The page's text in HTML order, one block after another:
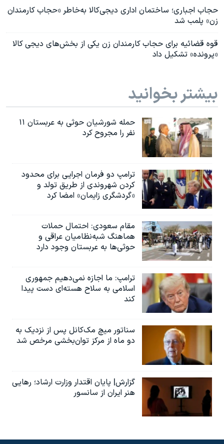
حجاب اجباری؛ ساختمان اداری دیجی‌کالا به‌خاطر «حجاب کارمندان
زن» پلمب شد
قوه قضائیه برای حجاب کارمندان زن یکی از بخش‌های دیجی کالا
«پرونده» تشکیل داد
بیشتر بخوانید
حمله شورشیان حوثی به عربستان ۱۱
نفر را مجروح کرد
ترامپ دو فرمان اجرایی برای محدود
کردن شهروندی از طریق تولد و
«گردشگری زایمان» امضا کرد
مقام سعودی: احتمال حملات
هماهنگ شبه‌نظامیان عراقی و
حوثی‌ها به عربستان وجود دارد
ترامپ: ما اجازه نمی‌دهیم جمهوری
اسلامی به سلاح هسته‌ای دست پیدا
کند
سناتور میچ مک‌کانل پس از نزدیک به
دو ماه از مرکز توان‌بخشی مرخص شد
گزارش| پایان اقتدار وزارت ارشاد؛ رهایی
هنر ایران از سانسور